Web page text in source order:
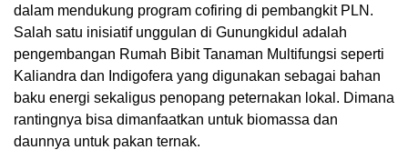
dalam mendukung program cofiring di pembangkit PLN.
Salah satu inisiatif unggulan di Gunungkidul adalah
pengembangan Rumah Bibit Tanaman Multifungsi seperti
Kaliandra dan Indigofera yang digunakan sebagai bahan
baku energi sekaligus penopang peternakan lokal. Dimana
rantingnya bisa dimanfaatkan untuk biomassa dan
daunnya untuk pakan ternak.